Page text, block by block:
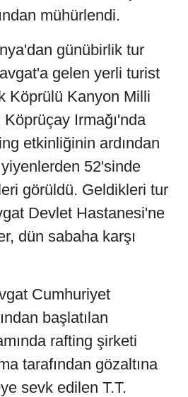
mühürlendi.
günübirlik tur
gelen yerli turist
Köprülü Kanyon Milli
Irmağı'nda
etkinliğinin ardından
52'sinde
görüldü. Geldikleri tur
Devlet Hastanesi'ne
dün sabaha karşı
Cumhuriyet
başlatılan
rafting şirketi
tarafından gözaltına
sevk edilen T.T.